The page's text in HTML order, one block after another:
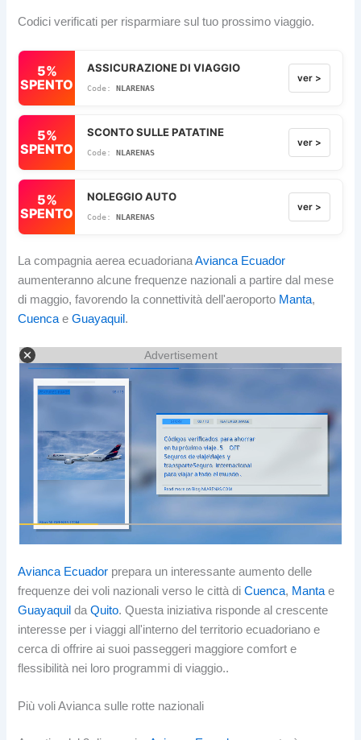
Codici verificati per risparmiare sul tuo prossimo viaggio.
5%
SPENTO
ASSICURAZIONE DI VIAGGIO
NLARENAS
ver >
5%
SPENTO
SCONTO SULLE PATATINE
NLARENAS
ver >
5%
SPENTO
NOLEGGIO AUTO
NLARENAS
ver >
La compagnia aerea ecuadorianaAvianca Ecuador
aumenteranno alcune frequenze nazionali a partire dal mese
di maggio, favorendo la connettività dell'aeroporto Manta,
Cuenca eGuayaquil .
Advertisement
Avianca Ecuador prepara un interessante aumento delle
frequenze dei voli nazionali verso le città diCuenca, Manta e
Guayaquil daQuito. Questa iniziativa risponde al crescente
interesse per i viaggi all'interno del territorio ecuadoriano e
cerca di offrire ai suoi passeggeri maggiore comfort e
flessibilità nei loro programmi di viaggio..
Più voli Avianca sulle rotte nazionali